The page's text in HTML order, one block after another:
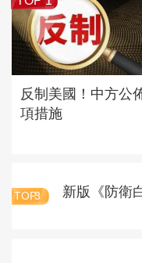
反制美國！中方公
項措施
TOP3 新版《防衛